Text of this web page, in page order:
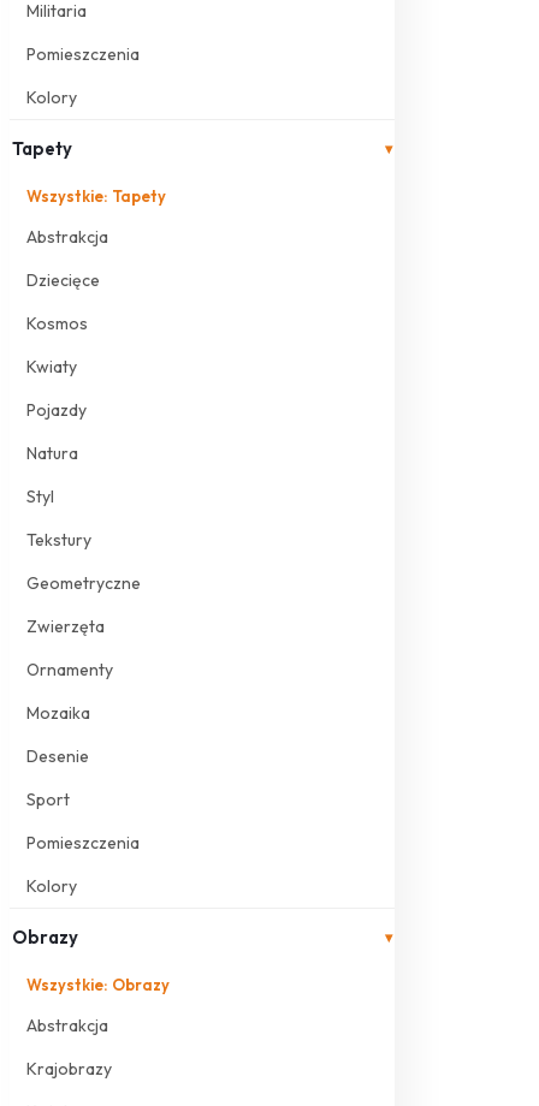
Militaria
Pomieszczenia
Kolory
Tapety ▾
Wszystkie: Tapety
Abstrakcja
Dziecięce
Kosmos
Kwiaty
Pojazdy
Natura
Styl
Tekstury
Geometryczne
Zwierzęta
Ornamenty
Mozaika
Desenie
Sport
Pomieszczenia
Kolory
Obrazy ▾
Wszystkie: Obrazy
Abstrakcja
Krajobrazy